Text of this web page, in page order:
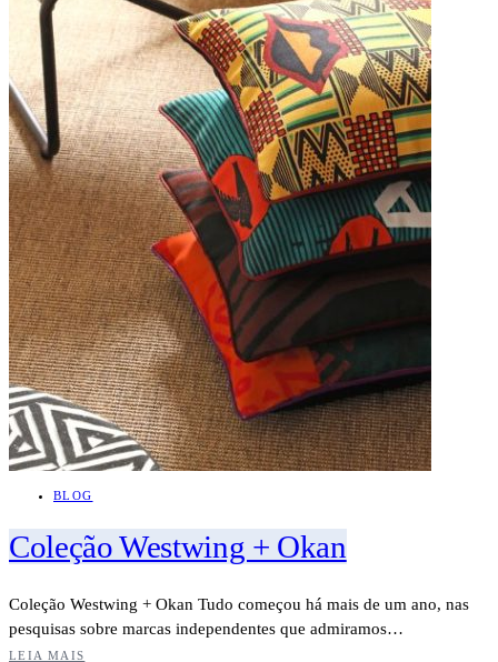
BLOG
Coleção Westwing + Okan
Coleção Westwing + Okan Tudo começou há mais de um ano, nas
pesquisas sobre marcas independentes que admiramos…
LEIA MAIS